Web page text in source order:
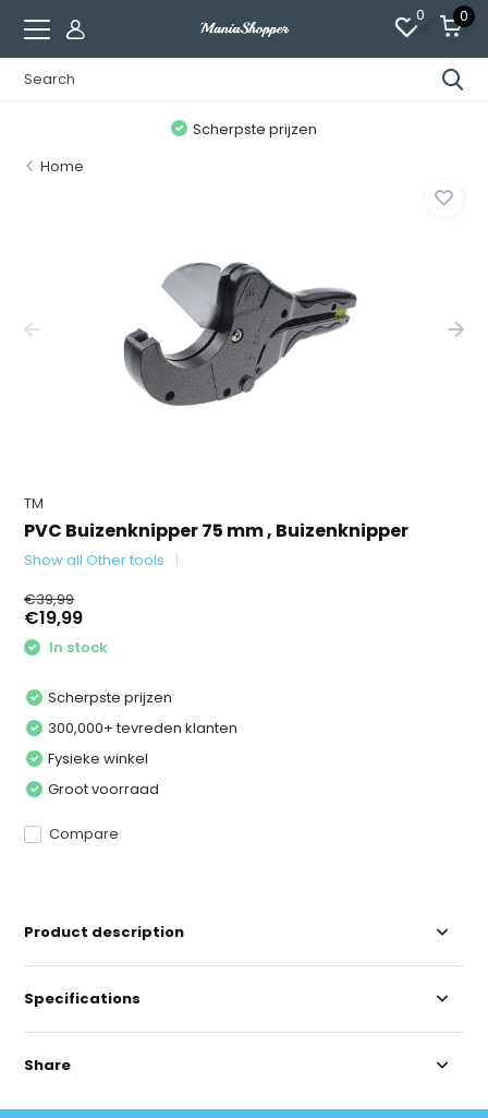
0 0
Scherpste prijzen
Home
TM
PVC Buizenknipper 75 mm , Buizenknipper
Show all Other tools
€39,99
€19,99
In stock
Scherpste prijzen
300,000+ tevreden klanten
Fysieke winkel
Groot voorraad
Compare
Product description
Specifications
Share